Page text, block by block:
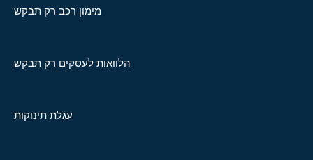
מימון רכב רק תבקש
הלוואות לעסקים רק תבקש
עגלת תינוקות